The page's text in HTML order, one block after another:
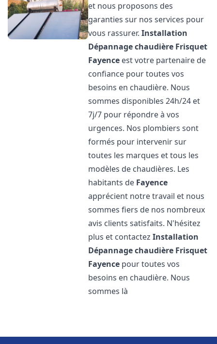
et nous proposons des
garanties sur nos services pour
vous rassurer.Installation
Dépannage chaudière Frisquet
Fayence est votre partenaire de
confiance pour toutes vos
besoins en chaudière. Nous
sommes disponibles 24h/24 et
7j/7 pour répondre à vos
urgences. Nos plombiers sont
formés pour intervenir sur
toutes les marques et tous les
modèles de chaudières. Les
habitants de Fayence
apprécient notre travail et nous
sommes fiers de nos nombreux
avis clients satisfaits. N'hésitez
plus et contactezInstallation
Dépannage chaudière Frisquet
Fayence pour toutes vos
besoins en chaudière. Nous
sommes là